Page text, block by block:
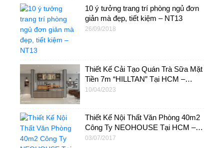
10 ý tưởng trang trí phòng ngủ đơn
giản mà đẹp, tiết kiệm – NT13
26/09/2018
Thiết Kế Cải Tạo Quán Trà Sữa Mặt
Tiền 7m “HILLTAN” Tại HCM –
NT16
10/04/2023
Thiết Kế Nội Thất Văn Phòng 40m2
Công Ty NEOHOUSE Tại HCM –
NT03
03/07/2017